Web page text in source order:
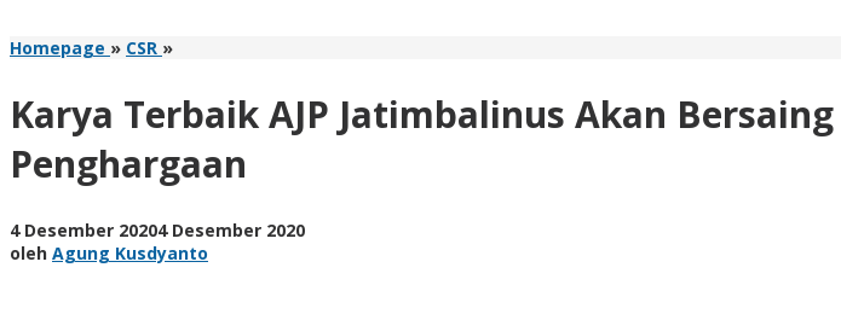
Homepage » CSR »Karya
Jatimbalinus
Bersaing
di
Global
News
Karya Terbaik AJP Jatimbalinus Akan
Penghargaan
4 Desember 20204 Desember 2020oleh
oleh Agung Kusdyanto